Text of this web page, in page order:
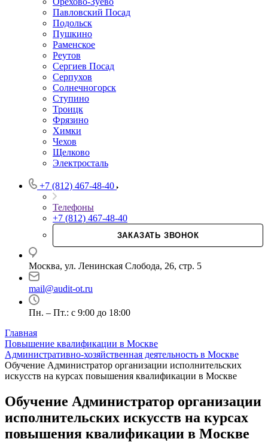
Павловский Посад
Подольск
Пушкино
Раменское
Реутов
Сергиев Посад
Серпухов
Солнечногорск
Ступино
Троицк
Фрязино
Химки
Чехов
Щелково
Электросталь
+7 (812) 467-48-40
Телефоны
+7 (812) 467-48-40
ЗАКАЗАТЬ ЗВОНОК
Москва, ул. Ленинская Слобода, 26, стр. 5
mail@audit-ot.ru
Пн. – Пт.: с 9:00 до 18:00
Главная
Повышение квалификации в Москве
Административно-хозяйственная деятельность в Москве
Обучение Администратор организации исполнительских
искусств на курсах повышения квалификации в Москве
Обучение Администратор организации
исполнительских искусств на курсах
повышения квалификации в Москве